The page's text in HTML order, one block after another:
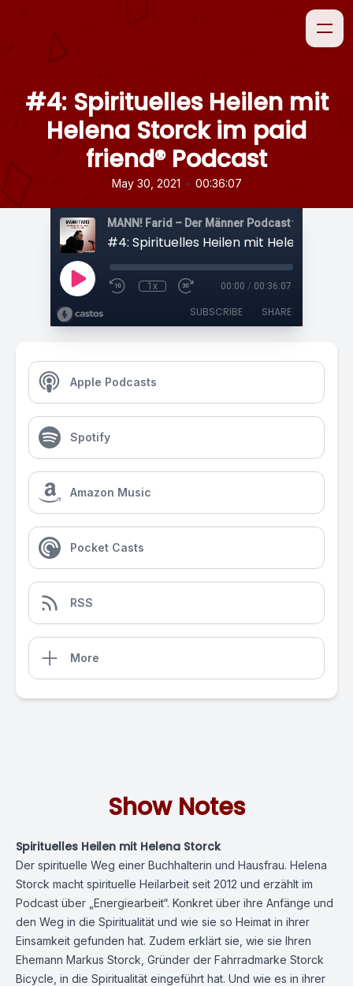
#4: Spirituelles Heilen mit
Helena Storck im paid
friend® Podcast
May 30, 2021 • 00:36:07
1x 00:00 / 00:36:07
SUBSCRIBE SHARE
Apple Podcasts
Spotify
Amazon Music
Pocket Casts
RSS
More
Show Notes
Spirituelles Heilen mit Helena Storck
Der spirituelle Weg einer Buchhalterin und Hausfrau. Helena
Storck macht spirituelle Heilarbeit seit 2012 und erzählt im
Podcast über „Energiearbeit“. Konkret über ihre Anfänge und
den Weg in die Spiritualität und wie sie so Heimat in ihrer
Einsamkeit gefunden hat. Zudem erklärt sie, wie sie Ihren
Ehemann Markus Storck, Gründer der Fahrradmarke Storck
Bicycle , in die Spiritualität eingeführt hat. Und wie es in ihrer